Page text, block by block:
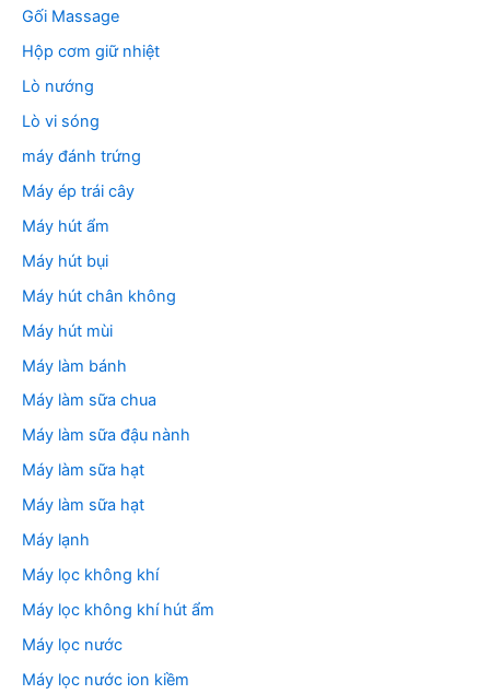
Gối Massage
Hộp cơm giữ nhiệt
Lò nướng
Lò vi sóng
máy đánh trứng
Máy ép trái cây
Máy hút ẩm
Máy hút bụi
Máy hút chân không
Máy hút mùi
Máy làm bánh
Máy làm sữa chua
Máy làm sữa đậu nành
Máy làm sữa hạt
Máy làm sữa hạt
Máy lạnh
Máy lọc không khí
Máy lọc không khí hút ẩm
Máy lọc nước
Máy lọc nước ion kiềm